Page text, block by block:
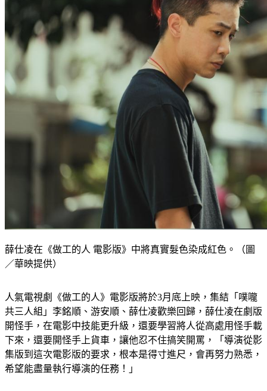
薛仕凌在《做工的人 電影版》中將真實髮色染成紅色。（圖
／華映提供）
人氣電視劇《做工的人》電影版將於3月底上映，集結「噗嚨
共三人組」李銘順、游安順、薛仕凌歡樂回歸，薛仕凌在劇版
開怪手，在電影中技能更升級，還要學習將人從高處用怪手載
下來，還要開怪手上貨車，讓他忍不住搞笑開罵，「導演從影
集版到這次電影版的要求，根本是得寸進尺，會再努力熟悉，
希望能盡量執行導演的任務！」